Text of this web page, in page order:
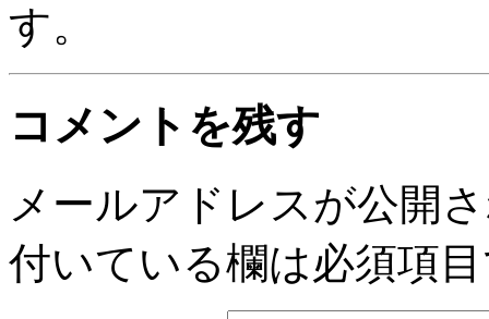
す。
コメントを残す
メールアドレスが公開
付いている欄は必須項